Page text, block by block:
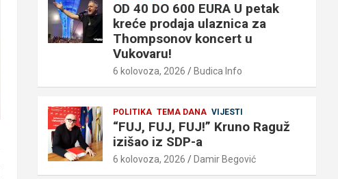
OD 40 DO 600 EURA U petak
kreće prodaja ulaznica za
Thompsonov koncert u
Vukovaru!
6 kolovoza, 2026 Budica Info
POLITIKA TEMA DANA VIJESTI
“FUJ, FUJ, FUJ!” Kruno Raguž
izišao iz SDP-a
6 kolovoza, 2026 Damir Begović